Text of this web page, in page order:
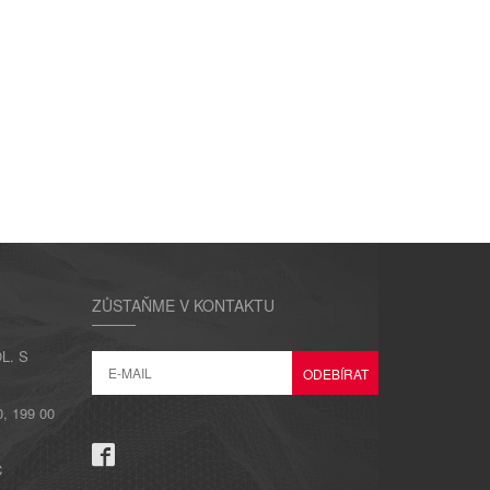
S
199 00
ZŮSTAŇME V KONTAKTU